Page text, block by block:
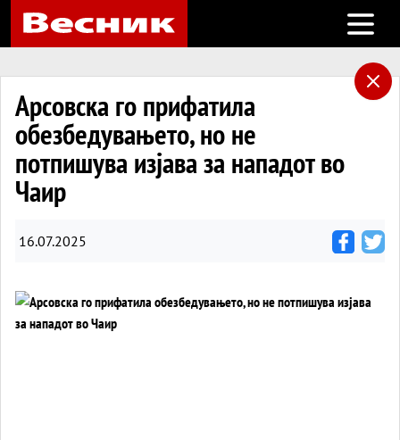
Open
Арсовска го прифатила
обезбедувањето, но не
потпишува изјава за нападот во
Чаир
16.07.2025